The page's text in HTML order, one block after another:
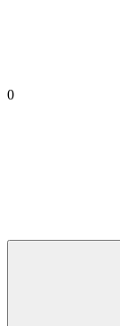
0